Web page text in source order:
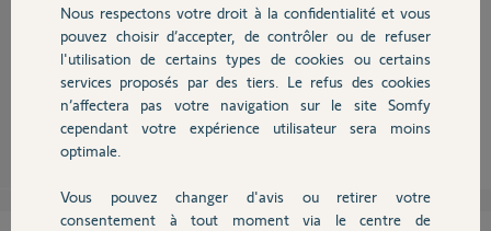
Chauffage
Autres produits
Devis avec un pro
Bonjour,
Les fils pilote se connectent sur un ou plusieurs récepteur(s) sans fil.
Robert P. il y a presque 11 ans
Nous respectons votre droit à la confidentialité et vous
pouvez choisir d’accepter, de contrôler ou de refuser
l'utilisation de certains types de cookies ou certains
services proposés par des tiers. Le refus des cookies
n’affectera pas votre navigation sur le site Somfy
cependant votre expérience utilisateur sera moins
optimale.
Vous pouvez changer d'avis ou retirer votre
consentement à tout moment via le centre de